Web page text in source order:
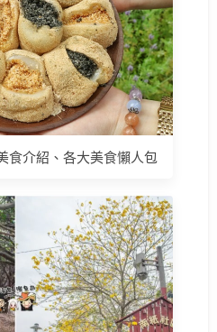
食介紹、各大美食懶人包